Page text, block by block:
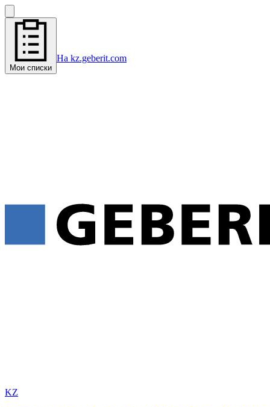
Мои списки
На kz.geberit.com
KZ